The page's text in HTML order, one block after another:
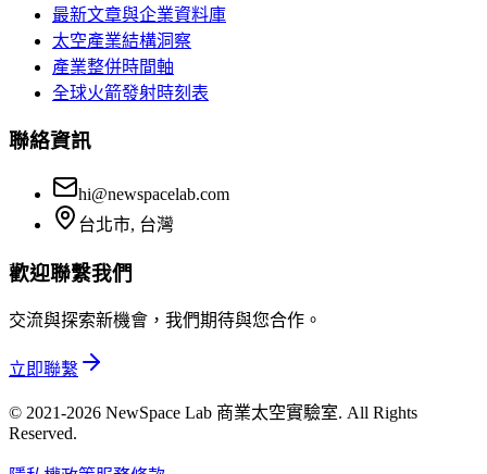
最新文章與企業資料庫
太空產業結構洞察
產業整併時間軸
全球火箭發射時刻表
聯絡資訊
hi@newspacelab.com
台北市, 台灣
歡迎聯繫我們
交流與探索新機會，我們期待與您合作。
立即聯繫
© 2021-2026 NewSpace Lab 商業太空實驗室. All Rights
Reserved.